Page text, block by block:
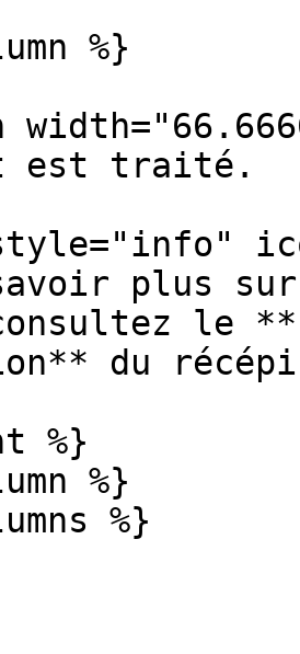
%}
est traité.
plus
le
du
%}
%}
%}